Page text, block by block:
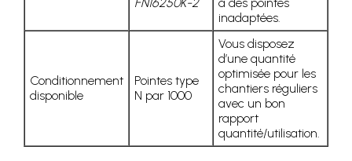
inadaptées.
Conditionnement
disponible
Pointes type
N par 1000
Vous disposez
d’une quantité
optimisée pour les
chantiers réguliers
avec un bon
rapport
quantité/utilisation.